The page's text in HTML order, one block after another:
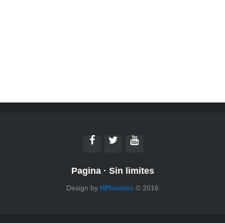
Pagina· Sin limites
Design by HPtronics © 2016